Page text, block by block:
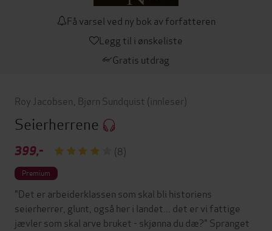
Få varsel ved ny bok av forfatteren
Legg til i ønskeliste
Gratis utdrag
Roy Jacobsen Bjørn Sundquist (innleser)
Seierherrene
399,- (8)
Premium
"Det er arbeiderklassen som skal bli historiens
seierherrer, glunt, også her i landet... det er vi fattige
jævler som skal arve bruket - skjønna du dæ?" Spranget